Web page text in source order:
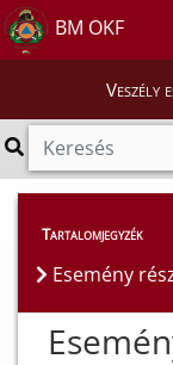
BM OKF
Veszély
Esemény
Tartalomjegyzék
Esemény